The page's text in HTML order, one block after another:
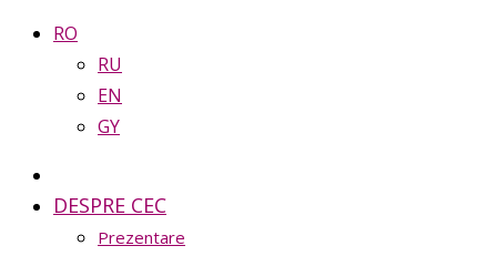
RO
RU
EN
GY
DESPRE CEC
Prezentare